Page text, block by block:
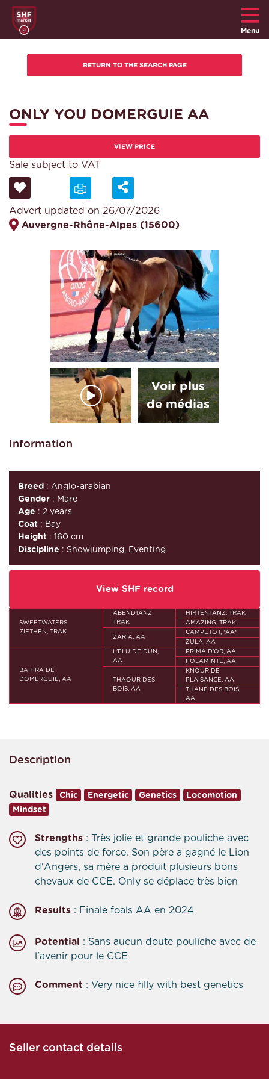
Menu
ONLY YOU DOMERGUIE AA
VIEW PRICE
Sale subject to VAT
Advert updated on 26/07/2026
Auvergne-Rhône-Alpes (15600)
Information
Breed : Anglo-arabian
Gender : Mare
Age : 2 years
Coat : Bay
Height : 160 cm
Discipline : Showjumping, Eventing
View SHF record
SWEETWATERS
ZIETHEN, TRAK
ABENDTANZ,
TRAK
HIRTENTANZ, TRAK
AMAZING, TRAK
ZARIA, AA
CAMPETOT, *AA*
ZULA, AA
BAHIRA DE
DOMERGUIE, AA
L'ELU DE DUN,
AA
PRIMA D'OR, AA
FOLAMINTE, AA
THAOUR DES
BOIS, AA
KNOUR DE
PLAISANCE, AA
THANE DES BOIS,
AA
Description
Qualities Chic Energetic Genetics
Locomotion
Mindset
Strengths : Très jolie et grande pouliche avec
des points de force. Son père a gagné le Lion
d'Angers, sa mère a produit plusieurs bons
chevaux de CCE. Only se déplace très bien
Results : Finale foals AA en 2024
Potential
: Sans aucun doute pouliche avec de
l'avenir pour le CCE
Comment : Very nice filly with best genetics
Seller contact details